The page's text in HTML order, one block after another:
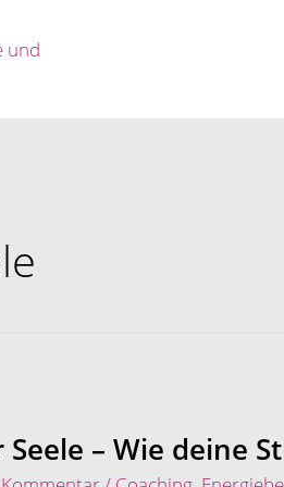
Seele – Wie deine